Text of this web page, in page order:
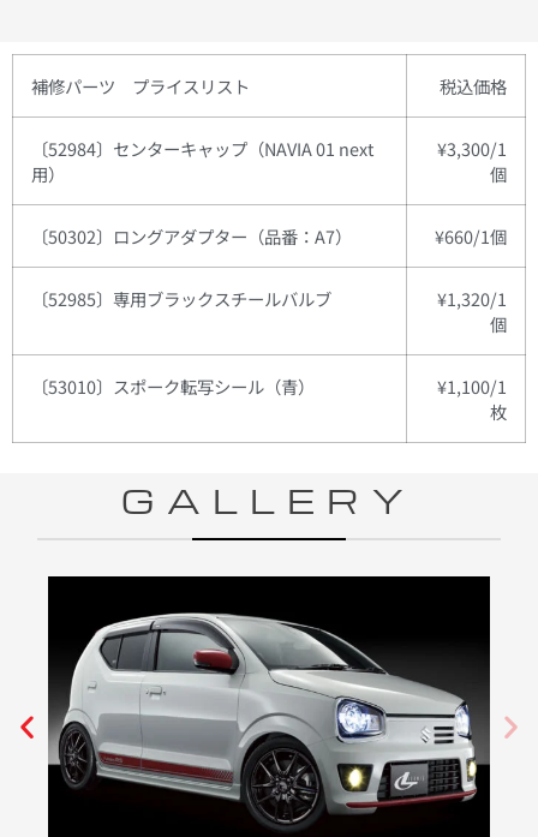
補修パーツ プライスリスト 税込価格
〔52984〕センターキャップ（NAVIA 01 next
用）
¥3,300/1
個
〔50302〕ロングアダプター（品番：A7） ¥660/1個
〔52985〕専用ブラックスチールバルブ
¥1,320/1
個
〔53010〕スポーク転写シール（青）
¥1,100/1
枚
GALLERY